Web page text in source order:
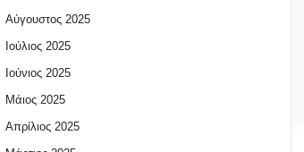
Αύγουστος 2025
Ιούλιος 2025
Ιούνιος 2025
Μάιος 2025
Απρίλιος 2025